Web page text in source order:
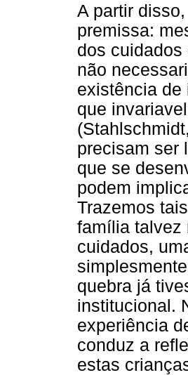
A partir
premissa:
dos
não
existência de
que
precisam ser
que se
podem
Trazemos
família talvez
cuidados,
quebra já
institucional.
experiência
conduz a
estas